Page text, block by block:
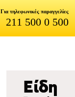
Για τηλεφωνικές παραγγελίες
211 500 0 500